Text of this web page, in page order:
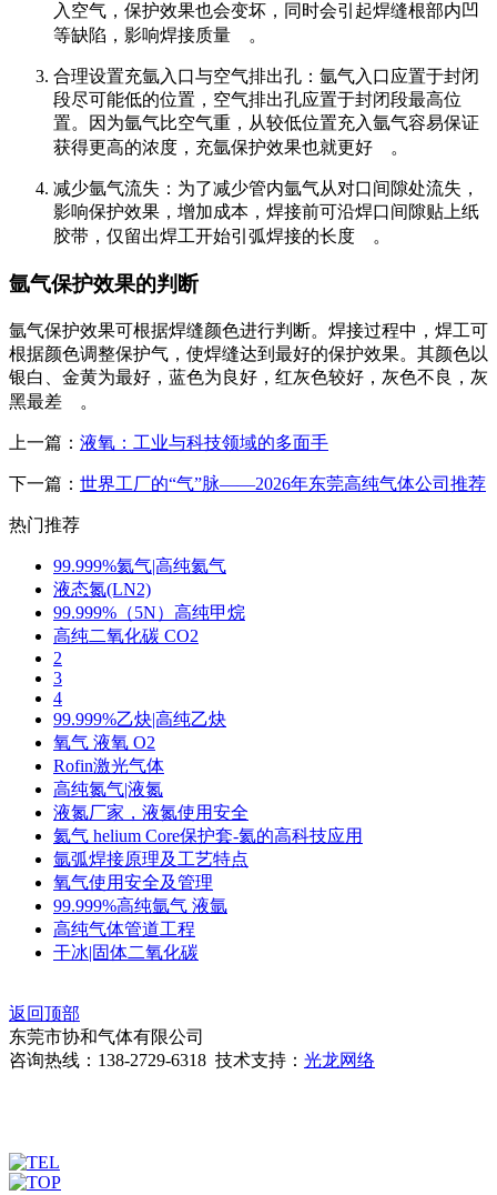
入空气，保护效果也会变坏，同时会引起焊缝根部内凹
等缺陷，影响焊接质量
。
合理设置充氩入口与空气排出孔 ：氩气入口应置于封闭
段尽可能低的位置，空气排出孔应置于封闭段最高位
置。因为氩气比空气重，从较低位置充入氩气容易保证
获得更高的浓度，充氩保护效果也就更好
。
减少氩气流失 ：为了减少管内氩气从对口间隙处流失，
影响保护效果，增加成本，焊接前可沿焊口间隙贴上纸
胶带，仅留出焊工开始引弧焊接的长度
。
氩气保护效果的判断
氩气保护效果可根据焊缝颜色进行判断。焊接过程中，焊工可
根据颜色调整保护气，使焊缝达到最好的保护效果。其颜色以
银白、金黄为最好，蓝色为良好，红灰色较好，灰色不良，灰
黑最差
。
上一篇： 液氧：工业与科技领域的多面手
下一篇： 世界工厂的“气”脉——2026年东莞高纯气体公司推荐
热门推荐
99.999%氦气|高纯氦气
液态氮(LN2)
99.999%（5N）高纯甲烷
高纯二氧化碳 CO2
2
3
4
99.999%乙炔|高纯乙炔
氧气 液氧 O2
Rofin激光气体
高纯氮气|液氮
液氮厂家，液氮使用安全
氦气 helium Core保护套-氦的高科技应用
氩弧焊接原理及工艺特点
氧气使用安全及管理
99.999%高纯氩气 液氩
高纯气体管道工程
干冰|固体二氧化碳
返回顶部
东莞市协和气体有限公司
咨询热线：138-2729-6318 技术支持： 光龙网络